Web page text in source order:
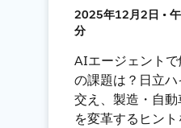
2025年12月2日 •
分
AIエージェント
の課題は？日立
交え、製造・自
を変革するヒント